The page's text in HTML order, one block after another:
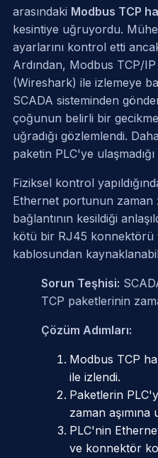
arasındaki Modbus TCP
kesintiye uğruyordu.
ayarlarını kontrol etti
Ardından, Modbus TCP/
(Wireshark) ile izlemeye
SCADA sisteminden
çoğunun belirli bir gecikme
uğradığı gözlemlendi.
paketin PLC'ye
Fiziksel kontrol
Ethernet portunun zaman
bağlantının kesildiği
kötü bir RJ45 konnektörü
kablosundan
Sorun Teşhisi:
TCP paketlerinin
Çözüm Adımları:
Modbus TCP
ile izlendi.
Paketlerin
zaman aşımına
PLC'nin
ve konnektör